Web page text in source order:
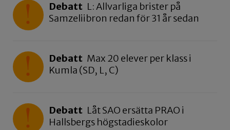
Debatt L: Allvarliga brister på
Samzeliibron redan för 31 år sedan
Debatt Max 20 elever per klass i
Kumla (SD, L, C)
Debatt Låt SAO ersätta PRAO i
Hallsbergs högstadieskolor